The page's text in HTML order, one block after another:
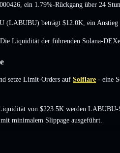
, ein 1.79%-Rückgang über 24
(LABUBU) beträgt $12.0K ein
. Die Liquidität der führenden Solana-
setze Limit-Orders auf Solflare - eine
von $223.5K werden LABUBU-
minimalem Slippage ausgeführt.